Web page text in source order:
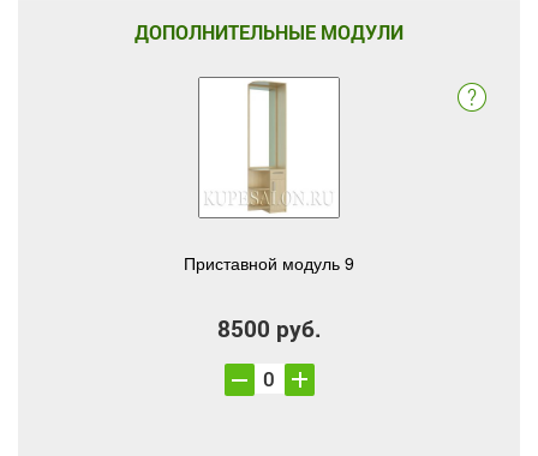
ДОПОЛНИТЕЛЬНЫЕ МОДУЛИ
Приставной модуль 9
8500 руб.